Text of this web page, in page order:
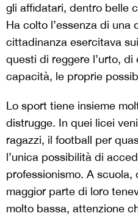
gli affidatari, dentro belle
Ha colto l’essenza di una
cittadinanza esercitava
questi di reggere l’urto,
capacità, le proprie
Lo sport tiene insieme
distrugge. In quei licei
ragazzi, il football per
l’unica possibilità di
professionismo. A scuola,
maggior parte di loro
molto bassa, attenzione